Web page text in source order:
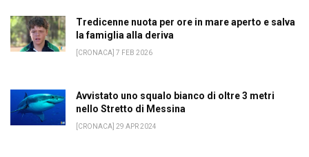
Tredicenne nuota per ore in mare aperto e salva
la famiglia alla deriva
[CRONACA] 7 FEB 2026
Avvistato uno squalo bianco di oltre 3 metri
nello Stretto di Messina
[CRONACA] 29 APR 2024